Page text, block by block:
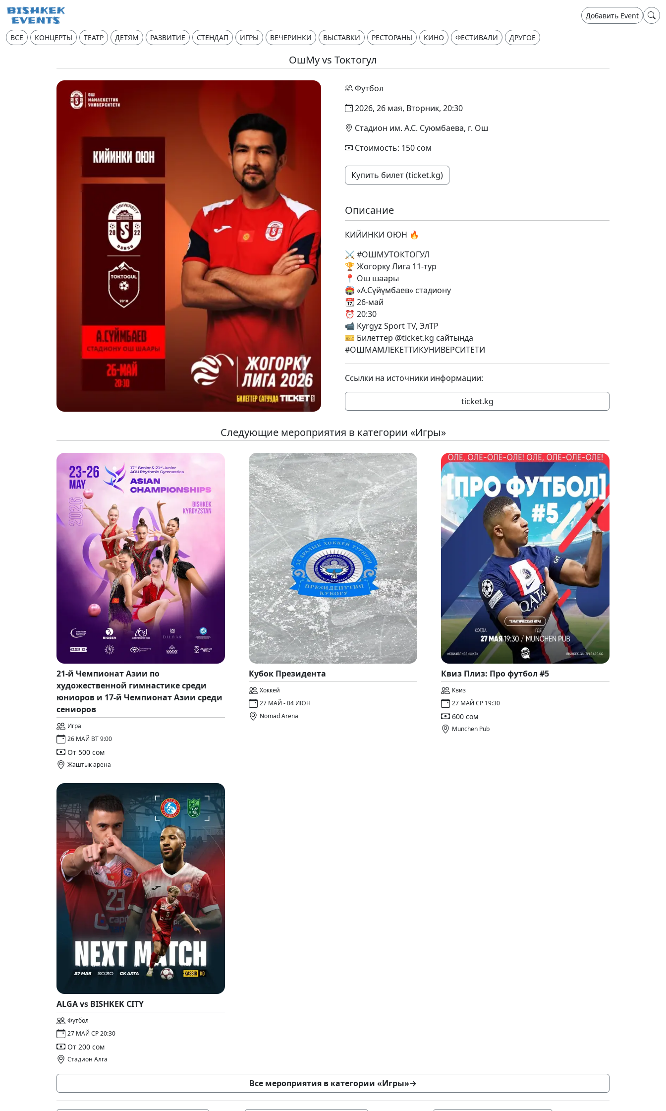
Добавить Event
ВСЕ КОНЦЕРТЫ ТЕАТР ДЕТЯМ РАЗВИТИЕ СТЕНДАП ИГРЫ ВЕЧЕРИНКИ ВЫСТАВКИ РЕСТОРАНЫ КИНО ФЕСТИВАЛИ ДРУГОЕ
ОшМу vs Токтогул
Футбол
2026, 26 мая, Вторник, 20:30
Стадион им. А.С. Суюмбаева, г. Ош
Стоимость: 150 сом
Купить билет (ticket.kg)
Описание
КИЙИНКИ ОЮН 🔥
⚔️ #ОШМУТОКТОГУЛ
🏆 Жогорку Лига 11-тур
📍 Ош шаары
🏟 «А.Сүйүмбаев» стадиону
📆 26-май
⏰ 20:30
📹 Kyrgyz Sport TV, ЭлТР
🎫 Билеттер @ticket.kg сайтында
#ОШМАМЛЕКЕТТИКУНИВЕРСИТЕТИ
Ссылки на источники информации:
ticket.kg
Следующие мероприятия в категории «Игры»
21-й Чемпионат Азии по
художественной гимнастике среди
юниоров и 17-й Чемпионат Азии среди
сениоров
Игра
26 МАЙ ВТ 9:00
От 500 сом
Жаштык арена
Кубок Президента
Хоккей
27 МАЙ - 04 ИЮН
Nomad Arena
Квиз Плиз: Про футбол #5
Квиз
27 МАЙ СР 19:30
600 сом
Munchen Pub
ALGA vs BISHKEK CITY
Футбол
27 МАЙ СР 20:30
От 200 сом
Стадион Алга
Все мероприятия в категории «Игры»→